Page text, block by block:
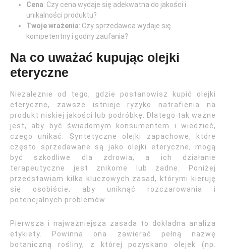
Cena: Czy cena wydaje się adekwatna do jakości i
unikalności produktu?
Twoje wrażenia: Czy sprzedawca wydaje się
kompetentny i godny zaufania?
Na co uważać kupując olejki
eteryczne
Niezależnie od tego, gdzie postanowisz kupić olejki
eteryczne, zawsze istnieje ryzyko natrafienia na
produkt niskiej jakości lub podróbkę. Dlatego tak ważne
jest, aby być świadomym konsumentem i wiedzieć,
czego unikać. Syntetyczne olejki zapachowe, które
często sprzedawane są jako olejki eteryczne, mogą
być szkodliwe dla zdrowia, a ich działanie
terapeutyczne jest znikome lub żadne. Poniżej
przedstawiam kilka kluczowych zasad, którymi kieruję
się osobiście, aby uniknąć rozczarowania i
potencjalnych problemów.
Pierwsza i najważniejsza zasada to dokładna analiza
etykiety. Powinna ona zawierać pełną nazwę
botaniczną rośliny, z której pozyskano olejek (np.